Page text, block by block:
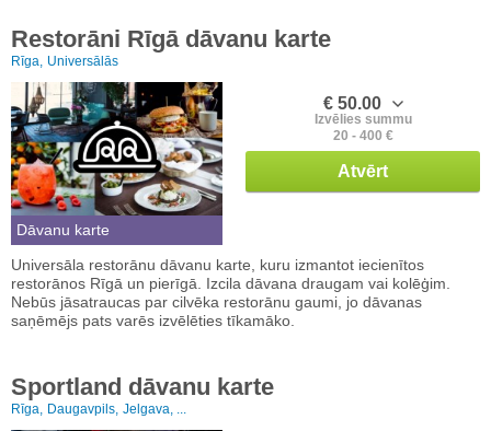
Restorāni Rīgā dāvanu karte
Rīga, Universālās
Dāvanu karte
€ 50.00
Izvēlies summu
20 - 400 €
Atvērt
Universāla restorānu dāvanu karte, kuru izmantot iecienītos
restorānos Rīgā un pierīgā. Izcila dāvana draugam vai kolēģim.
Nebūs jāsatraucas par cilvēka restorānu gaumi, jo dāvanas
saņēmējs pats varēs izvēlēties tīkamāko.
Sportland dāvanu karte
Rīga, Daugavpils, Jelgava, ...